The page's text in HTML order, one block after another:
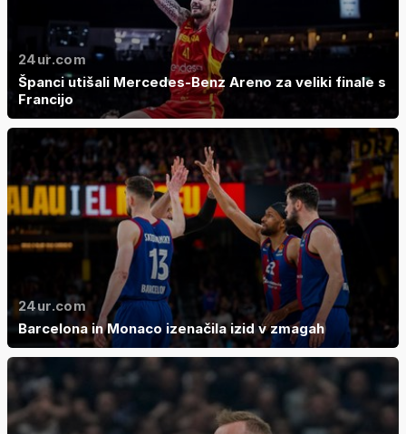
24ur.com
Španci utišali Mercedes-Benz Areno za veliki finale s
Francijo
24ur.com
Barcelona in Monaco izenačila izid v zmagah